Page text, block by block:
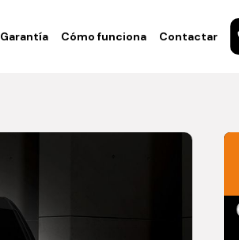
Garantía Cómo funciona Contactar